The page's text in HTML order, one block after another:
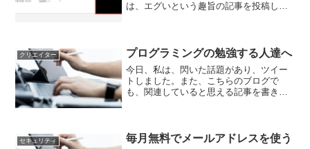
は、エグいという趣旨の記事を投稿して
今回の事件は、確実に証...
クリエイター プログラミングの勉強する人達へ
今日、私は、閃いた話題があり、ツイー
トしました。また、こちらのブログで
も、関連していると思える記事を書きま
を作って参入するとWBSを...
セキュリティ 毎月無料でメールアドレスを使う